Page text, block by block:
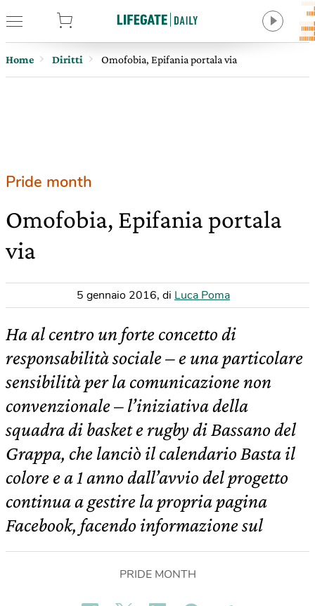
Home Diritti Omofobia, Epifania portala via
Pride month
Omofobia, Epifania portala
via
5 gennaio 2016, di Luca Poma
Ha al centro un forte concetto di
responsabilità sociale – e una particolare
sensibilità per la comunicazione non
convenzionale – l’iniziativa della
squadra di basket e rugby di Bassano del
Grappa, che lanciò il calendario Basta il
colore e a 1 anno dall’avvio del progetto
continua a gestire la propria pagina
Facebook, facendo informazione sul
PRIDE MONTH